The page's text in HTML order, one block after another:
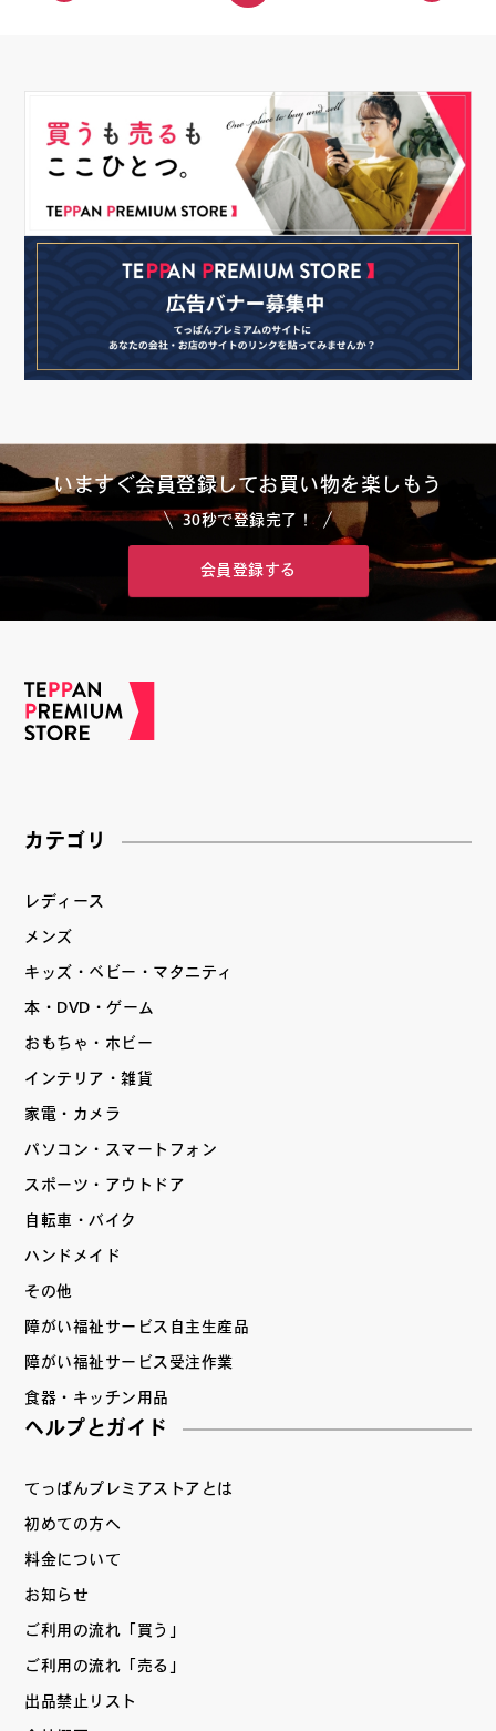
いますぐ会員登録してお買い物を楽しもう
30秒で登録完了！
会員登録する
カテゴリ
レディース
メンズ
キッズ・ベビー・マタニティ
本・DVD・ゲーム
おもちゃ・ホビー
インテリア・雑貨
家電・カメラ
パソコン・スマートフォン
スポーツ・アウトドア
自転車・バイク
ハンドメイド
その他
障がい福祉サービス自主生産品
障がい福祉サービス受注作業
食器・キッチン用品
ヘルプとガイド
てっぱんプレミアストアとは
初めての方へ
料金について
お知らせ
ご利用の流れ「買う」
ご利用の流れ「売る」
出品禁止リスト